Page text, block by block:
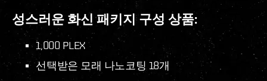
성스러운 화신 패키지 구성 상품:
1,000 PLEX
선택받은 모래 나노코팅 18개